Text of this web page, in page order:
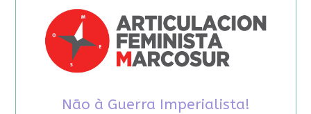
Não à Guerra Imperialista!